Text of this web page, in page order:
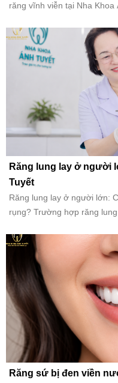
răng vĩnh viễn tại Nha Khoa
Răng lung lay ở người
Tuyết
Răng lung lay ở người lớn:
rụng? Trường hợp răng
Răng sứ bị đen viền